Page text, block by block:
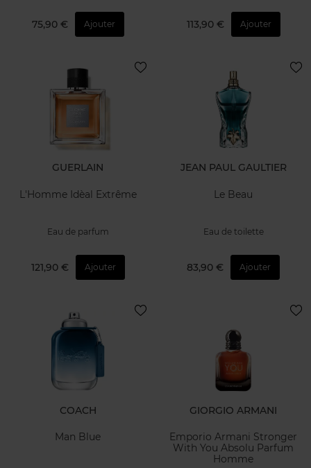
75,90 € Ajouter 113,90 € Ajouter
GUERLAIN
L'Homme Idèal Extrême
Eau de parfum
121,90 € Ajouter
JEAN PAUL GAULTIER
Le Beau
Eau de toilette
83,90 € Ajouter
COACH
Man Blue
GIORGIO ARMANI
Emporio Armani Stronger
With You Absolu Parfum
Homme